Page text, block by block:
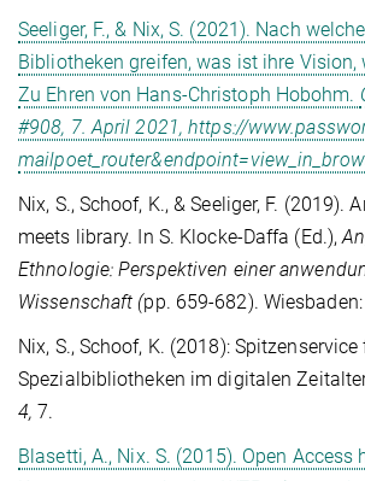
Seeliger, F., & Nix, S. (2021). Nach
Bibliotheken greifen, was ist ihre Vision,
Zu Ehren von Hans-Christoph Hobohm.
#908, 7. April 2021, https://
Nix, S., Schoof, K., & Seeliger, F. (2019).
meets library. In S. Klocke-Daffa (Ed.),
Ethnologie: Perspektiven einer
Wissenschaft (pp. 659-682). Wiesbaden:
Nix, S., Schoof, K. (2018): Spitzenservice
Spezialbibliotheken im digitalen
4, 7.
Blasetti, A., Nix. S. (2015). Open Access